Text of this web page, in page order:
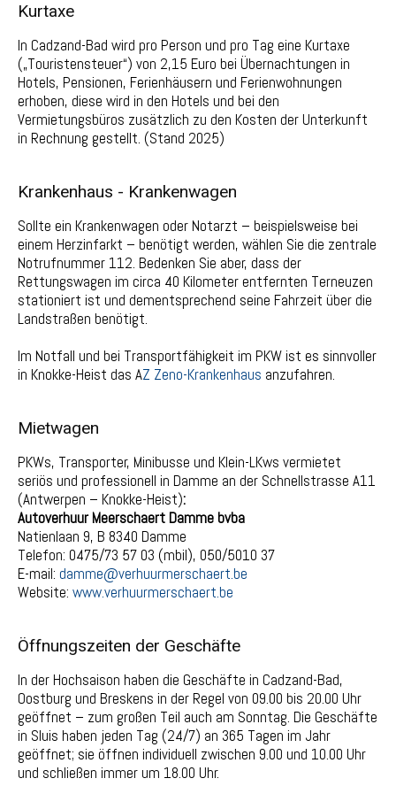
Kurtaxe
In Cadzand-Bad wird pro Person und pro Tag eine Kurtaxe
(„Touristensteuer“) von 2,15 Euro bei Übernachtungen in
Hotels, Pensionen, Ferienhäusern und Ferienwohnungen
erhoben, diese wird in den Hotels und bei den
Vermietungsbüros zusätzlich zu den Kosten der Unterkunft
in Rechnung gestellt. (Stand 2025)
Krankenhaus - Krankenwagen
Sollte ein Krankenwagen oder Notarzt – beispielsweise bei
einem Herzinfarkt – benötigt werden, wählen Sie die zentrale
Notrufnummer 112. Bedenken Sie aber, dass der
Rettungswagen im circa 40 Kilometer entfernten Terneuzen
stationiert ist und dementsprechend seine Fahrzeit über die
Landstraßen benötigt.
Im Notfall und bei Transportfähigkeit im PKW ist es sinnvoller
in Knokke-Heist das AZ Zeno-Krankenhaus anzufahren.
Mietwagen
PKWs, Transporter, Minibusse und Klein-LKws vermietet
seriös und professionell in Damme an der Schnellstrasse A11
(Antwerpen – Knokke-Heist):
Autoverhuur Meerschaert Damme bvba
Natienlaan 9, B 8340 Damme
Telefon: 0475/73 57 03 (mbil), 050/5010 37
E-mail: damme@verhuurmerschaert.be
Website: www.verhuurmerschaert.be
Öffnungszeiten der Geschäfte
In der Hochsaison haben die Geschäfte in Cadzand-Bad,
Oostburg und Breskens in der Regel von 09.00 bis 20.00 Uhr
geöffnet – zum großen Teil auch am Sonntag. Die Geschäfte
in Sluis haben jeden Tag (24/7) an 365 Tagen im Jahr
geöffnet; sie öffnen individuell zwischen 9.00 und 10.00 Uhr
und schließen immer um 18.00 Uhr.